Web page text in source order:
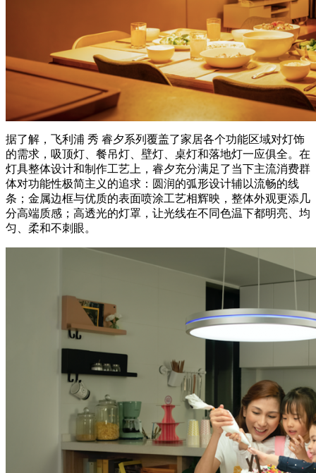
据了解，飞利浦 秀 睿夕系列覆盖了家居各个功能区域对灯饰
的需求，吸顶灯、餐吊灯、壁灯、桌灯和落地灯一应俱全。在
灯具整体设计和制作工艺上，睿夕充分满足了当下主流消费群
体对功能性极简主义的追求：圆润的弧形设计辅以流畅的线
条；金属边框与优质的表面喷涂工艺相辉映，整体外观更添几
分高端质感；高透光的灯罩，让光线在不同色温下都明亮、均
匀、柔和不刺眼。